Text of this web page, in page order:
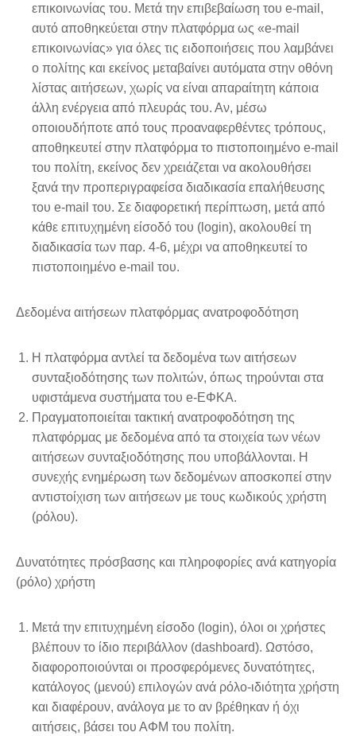
επικοινωνίας του. Μετά την επιβεβαίωση του e-mail,
αυτό αποθηκεύεται στην πλατφόρμα ως «e-mail
επικοινωνίας» για όλες τις ειδοποιήσεις που λαμβάνει
ο πολίτης και εκείνος μεταβαίνει αυτόματα στην οθόνη
λίστας αιτήσεων, χωρίς να είναι απαραίτητη κάποια
άλλη ενέργεια από πλευράς του. Αν, μέσω
οποιουδήποτε από τους προαναφερθέντες τρόπους,
αποθηκευτεί στην πλατφόρμα το πιστοποιημένο e-mail
του πολίτη, εκείνος δεν χρειάζεται να ακολουθήσει
ξανά την προπεριγραφείσα διαδικασία επαλήθευσης
του e-mail του. Σε διαφορετική περίπτωση, μετά από
κάθε επιτυχημένη είσοδό του (login), ακολουθεί τη
διαδικασία των παρ. 4-6, μέχρι να αποθηκευτεί το
πιστοποιημένο e-mail του.
Δεδομένα αιτήσεων πλατφόρμας ανατροφοδότηση
Η πλατφόρμα αντλεί τα δεδομένα των αιτήσεων
συνταξιοδότησης των πολιτών, όπως τηρούνται στα
υφιστάμενα συστήματα του e-ΕΦΚΑ.
Πραγματοποιείται τακτική ανατροφοδότηση της
πλατφόρμας με δεδομένα από τα στοιχεία των νέων
αιτήσεων συνταξιοδότησης που υποβάλλονται. Η
συνεχής ενημέρωση των δεδομένων αποσκοπεί στην
αντιστοίχιση των αιτήσεων με τους κωδικούς χρήστη
(ρόλου).
Δυνατότητες πρόσβασης και πληροφορίες ανά κατηγορία
(ρόλο) χρήστη
Μετά την επιτυχημένη είσοδο (login), όλοι οι χρήστες
βλέπουν το ίδιο περιβάλλον (dashboard). Ωστόσο,
διαφοροποιούνται οι προσφερόμενες δυνατότητες,
κατάλογος (μενού) επιλογών ανά ρόλο-ιδιότητα χρήστη
και διαφέρουν, ανάλογα με το αν βρέθηκαν ή όχι
αιτήσεις, βάσει του ΑΦΜ του πολίτη.